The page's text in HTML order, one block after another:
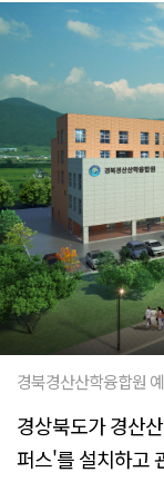
경북경산산학융합원
경상북도가 경산
퍼스'를 설치하고